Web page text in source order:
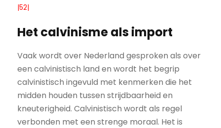
|52|
Het calvinisme als import
Vaak wordt over Nederland gesproken als over
een calvinistisch land en wordt het begrip
calvinistisch ingevuld met kenmerken die het
midden houden tussen strijdbaarheid en
kneuterigheid. Calvinistisch wordt als regel
verbonden met een strenge moraal. Het is